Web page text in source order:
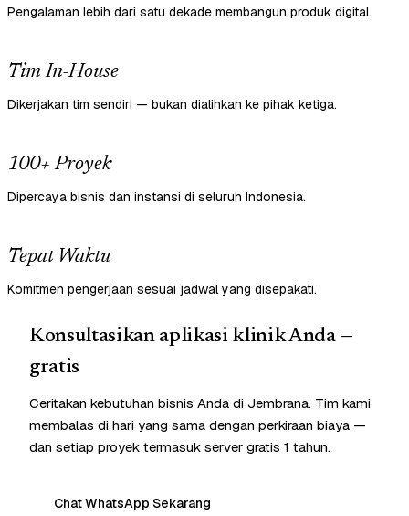
Pengalaman lebih dari satu dekade membangun produk digital.
Tim In-House
Dikerjakan tim sendiri — bukan dialihkan ke pihak ketiga.
100+ Proyek
Dipercaya bisnis dan instansi di seluruh Indonesia.
Tepat Waktu
Komitmen pengerjaan sesuai jadwal yang disepakati.
Konsultasikan aplikasi klinik Anda —
gratis
Ceritakan kebutuhan bisnis Anda di Jembrana. Tim kami
membalas di hari yang sama dengan perkiraan biaya —
dan setiap proyek termasuk server gratis 1 tahun.
Chat WhatsApp Sekarang